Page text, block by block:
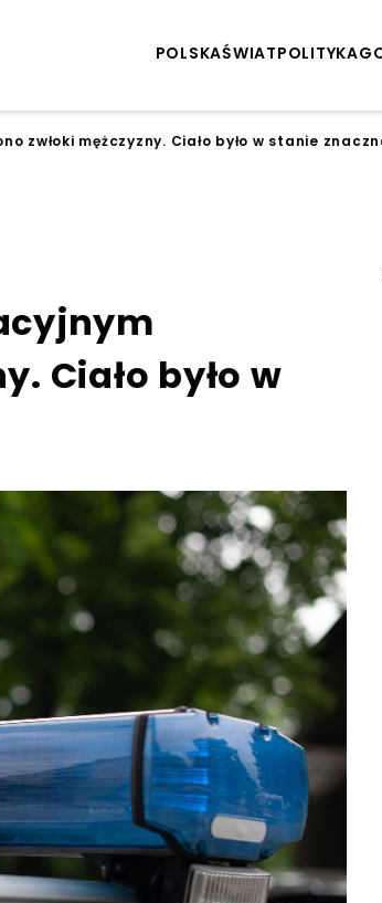
POLSKAŚWIATPOLITYKA
zwłoki mężczyzny. Ciało było w stanie
Ciało było w